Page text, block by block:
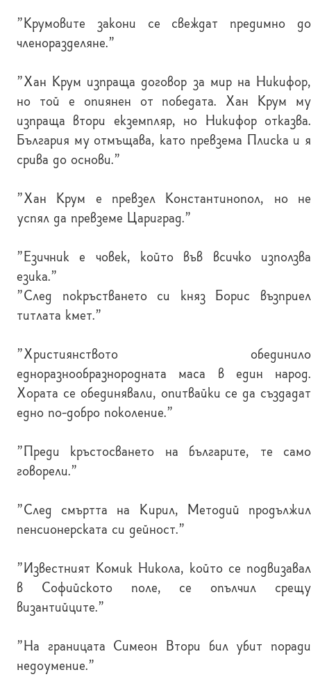
"Крумовите закони се свеждат предимно до
членоразделяне."
"Хан Крум изпраща договор за мир на Никифор,
но той е опиянен от победата. Хан Крум му
изпраща втори екземпляр, но Никифор отказва.
България му отмъщава, като превзема Плиска и я
срива до основи."
"Хан Крум е превзел Константинопол, но не
успял да превземе Цариград."
"Езичник е човек, който във всичко използва
езика."
"След покръстването си княз Борис възприел
титлата кмет."
"Християнството обединило
едноразнообразнородната маса в един народ.
Хората се обединявали, опитвайки се да създадат
едно по-добро поколение."
"Преди кръстосването на българите, те само
говорели."
"След смъртта на Кирил, Методий продължил
пенсионерската си дейност."
"Известният Комик Никола, който се подвизавал
в Софийското поле, се опълчил срещу
византийците."
"На границата Симеон Втори бил убит поради
недоумение."